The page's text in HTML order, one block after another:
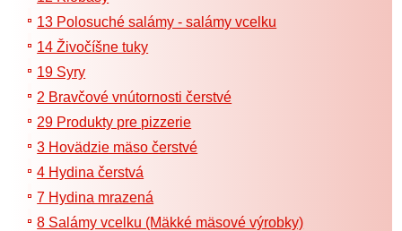
13 Polosuché salámy - salámy vcelku
14 Živočíšne tuky
19 Syry
2 Bravčové vnútornosti čerstvé
29 Produkty pre pizzerie
3 Hovädzie mäso čerstvé
4 Hydina čerstvá
7 Hydina mrazená
8 Salámy vcelku (Mäkké mäsové výrobky)